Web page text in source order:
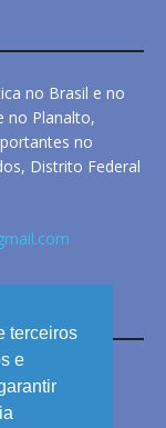
terceiros
e
no Brasil e no
no Planalto,
no
Distrito Federal